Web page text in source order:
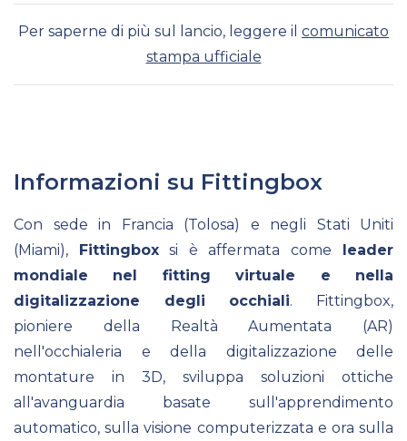
Per saperne di più sul lancio, leggere il comunicato
stampa ufficiale
Informazioni su Fittingbox
Con sede in Francia (Tolosa) e negli Stati Uniti
(Miami), Fittingboxsi è affermata come leader
mondiale nel fitting virtuale e nella
digitalizzazione degli occhiali. Fittingbox,
pioniere della Realtà Aumentata (AR)
nell'occhialeria e della digitalizzazione delle
montature in 3D, sviluppa soluzioni ottiche
all'avanguardia basate sull'apprendimento
automatico, sulla visione computerizzata e ora sulla